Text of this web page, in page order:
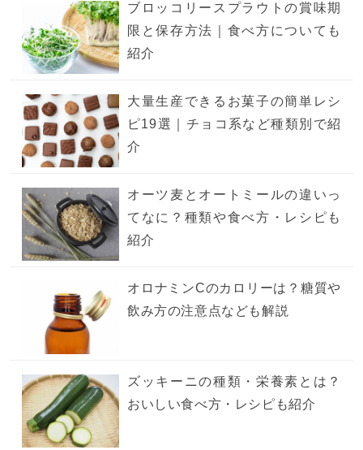
ブロッコリースプラウトの賞味期
限と保存方法｜食べ方についても
紹介
大量生産できるお菓子の簡単レシ
ピ19選｜チョコ系など種類別で紹
介
オーツ麦とオートミールの違いっ
てなに？種類や食べ方・レシピも
紹介
オロナミンCのカロリーは？糖質や
飲み方の注意点なども解説
ズッキーニの種類・栄養素とは？
おいしい食べ方・レシピも紹介